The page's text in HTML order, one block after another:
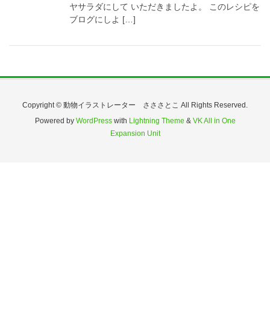
ヤサラダにして いただきましたよ。 このレシピを
ブログにしよ […]
Copyright © 動物イラストレーター さささとこ All Rights Reserved.
Powered by WordPresswith Lightning Theme & VK All in One
Expansion Unit